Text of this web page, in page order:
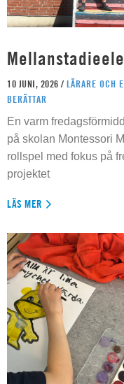
10 JUNI, 2026 / LÄRARE OCH
BERÄTTAR
En varm
på skolan Montessori
rollspel med fokus på
projektet
LÄS MER